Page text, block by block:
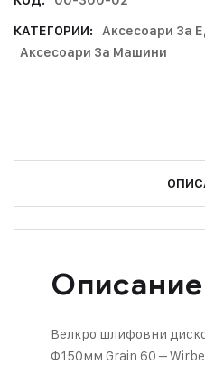
КАТЕГОРИИ:
Аксесоари За
Аксесоари За Машини
Описание
Велкро шлифовни
Ф150мм Grain 60 –